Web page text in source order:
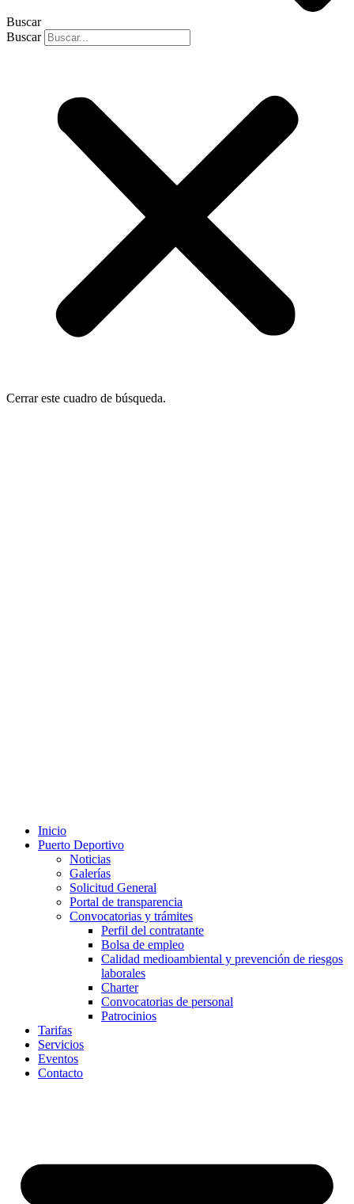
Buscar
Buscar
Cerrar este cuadro de búsqueda.
Inicio
Puerto Deportivo
Noticias
Galerías
Solicitud General
Portal de transparencia
Convocatorias y trámites
Perfil del contratante
Bolsa de empleo
Calidad medioambiental y prevención de riesgos
laborales
Charter
Convocatorias de personal
Patrocinios
Tarifas
Servicios
Eventos
Contacto